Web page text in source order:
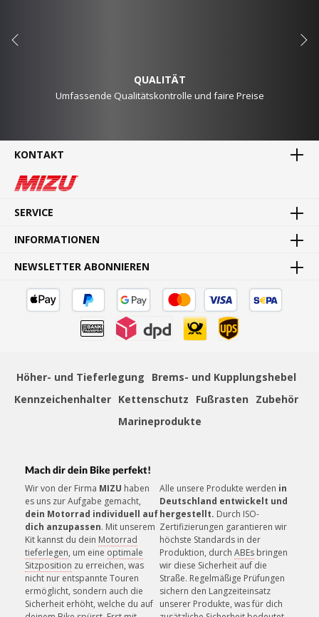
Montageanleitung (PDF)
QUALITÄT
Umfassende Qualitätskontrolle und faire Preise
SCHNELLE LIEFERUNG
Schnelle und bequeme Lieferung von Tür zu Tür
ZAHLUNGSSICHERHEIT
Mehrere sichere Zahlungsmethoden
KUNDENSERVICE
Unsere Mitarbeiter helfen gerne!
KONTAKT
SERVICE
INFORMATIONEN
NEWSLETTER ABONNIEREN
Höher- und Tieferlegung
Brems- und Kupplungshebel
Kennzeichenhalter
Kettenschutz Fußrasten
Zubehör
Marineprodukte
Mach dir dein Bike perfekt!
Wir von der Firma MIZU haben
es uns zur Aufgabe gemacht,
dein Motorrad individuell auf
dich anzupassen. Mit unserem
Kit kannst du dein Motorrad
tieferlegen, um eine optimale
Sitzposition zu erreichen, was
nicht nur entspannte Touren
ermöglicht, sondern auch die
Sicherheit erhöht, welche du auf
Alle unsere Produkte werden in
Deutschland entwickelt und
hergestellt. Durch ISO-
Zertifizierungen garantieren wir
höchste Standards in der
Produktion, durch ABEs bringen
wir diese Sicherheit auf die
Straße. Regelmäßige Prüfungen
sichern den Langzeiteinsatz
unserer Produkte, was für dich